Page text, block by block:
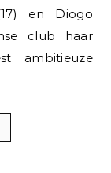
en Diogo
club haar
ambitieuze